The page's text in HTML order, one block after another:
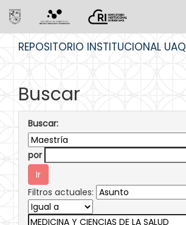
REPOSITORIO INSTITUCIONAL UAQ
Buscar
Buscar:
por
Filtros actuales: